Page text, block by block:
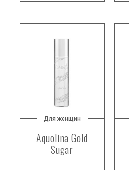
Для женщин
Aquolina Gold
Sugar